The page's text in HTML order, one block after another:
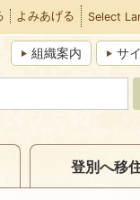
よみあげる Select
組織案内 サ
登別へ移